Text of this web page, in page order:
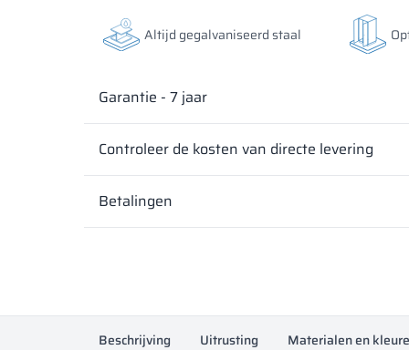
Altijd gegalvaniseerd staal
Garantie - 7 jaar
Controleer de kosten van directe levering
Betalingen
Beschrijving Uitrusting Materialen en